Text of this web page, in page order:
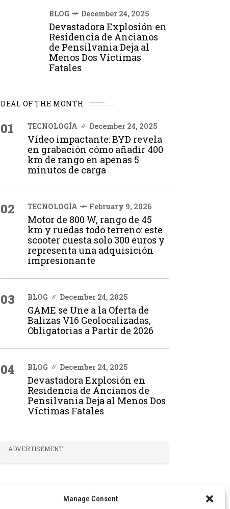
Manage Consent
BLOG December 24, 2025
Devastadora Explosión en
Residencia de Ancianos
de Pensilvania Deja al
Menos Dos Víctimas
Fatales
DEAL OF THE MONTH
01 TECNOLOGÍA December 24, 2025
Vídeo impactante: BYD revela
en grabación cómo añadir 400
km de rango en apenas 5
minutos de carga
02 TECNOLOGÍA February 9, 2026
Motor de 800 W, rango de 45
km y ruedas todo terreno: este
scooter cuesta solo 300 euros y
representa una adquisición
impresionante
03 BLOG December 24, 2025
GAME se Une a la Oferta de
Balizas V16 Geolocalizadas,
Obligatorias a Partir de 2026
04 BLOG December 24, 2025
Devastadora Explosión en
Residencia de Ancianos de
Pensilvania Deja al Menos Dos
Víctimas Fatales
ADVERTISEMENT